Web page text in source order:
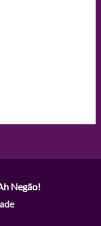
Negão!